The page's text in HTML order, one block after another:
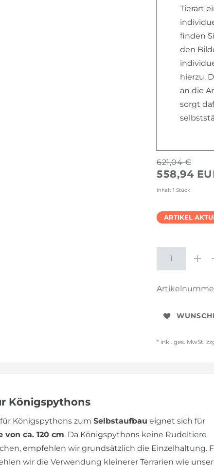
Tierart
finden
den
hierzu.
an die
sorgt
621,04 €
558,94
Inhalt 1 Stück
ARTIKEL
* inkl. ges. MwSt.
Königspythons
Königspythons zum Selbstaufbau eignet sich für
ca. 120 cm. Da Königspythons keine Rudeltiere
empfehlen wir grundsätzlich die Einzelhaltung.
wir die Verwendung kleinerer Terrarien wie